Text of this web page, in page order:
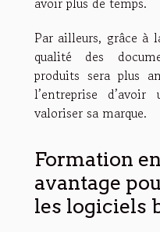
Par ailleurs, grâce à
qualité des
produits sera plus
l’entreprise
valoriser sa marque.
Formation
avantage
les logiciels